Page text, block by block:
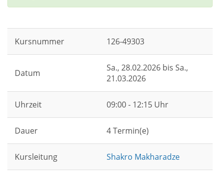
Kursnummer 126-49303
Datum Sa., 28.02.2026 bis Sa.,
21.03.2026
Uhrzeit 09:00 - 12:15 Uhr
Dauer 4 Termin(e)
Kursleitung Shakro Makharadze